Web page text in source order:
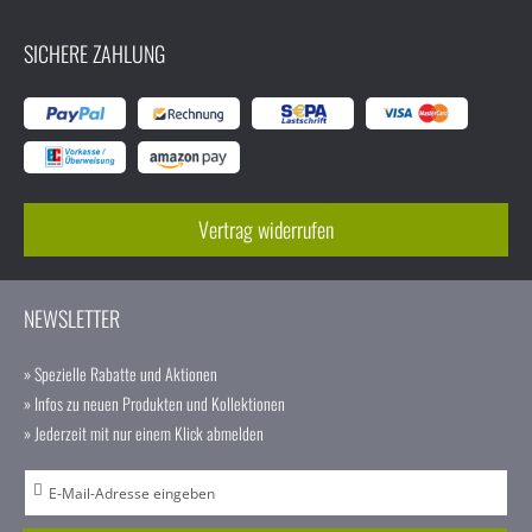
SICHERE ZAHLUNG
Vertrag widerrufen
NEWSLETTER
» Spezielle Rabatte und Aktionen
» Infos zu neuen Produkten und Kollektionen
» Jederzeit mit nur einem Klick abmelden